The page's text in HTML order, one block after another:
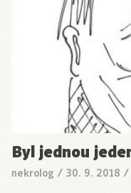
Byl jednou
nekrolog / 30. 9. 2018 /